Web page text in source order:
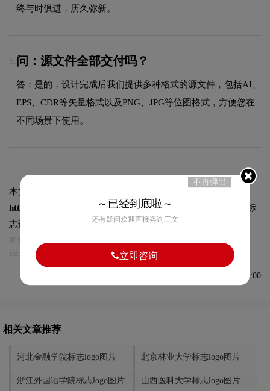
终与时俱进，历久弥新。
6. 问：源文件全部交付吗？
答：是的，设计完成后我们提供多种格式的源文件，包括AI、
EPS、CDR等矢量格式以及PNG、JPG等位图格式，方便您在
不同场景下使用。
本文标题和链接
https://logo9.net/works/11679.html转载时请注明出处为诗宸标
志设计及本链接!
Email:75696531@qq.com，我们将第一时间安排删除。
发布于2023-10-13 10:00:00
相关文章推荐
河北金融学院标志logo图片 北京林业大学标志logo图片
浙江外国语学院标志logo图片 山西医科大学标志logo图片
不再弹出
～已经到底啦～
还有疑问欢迎直接咨询三文
立即咨询